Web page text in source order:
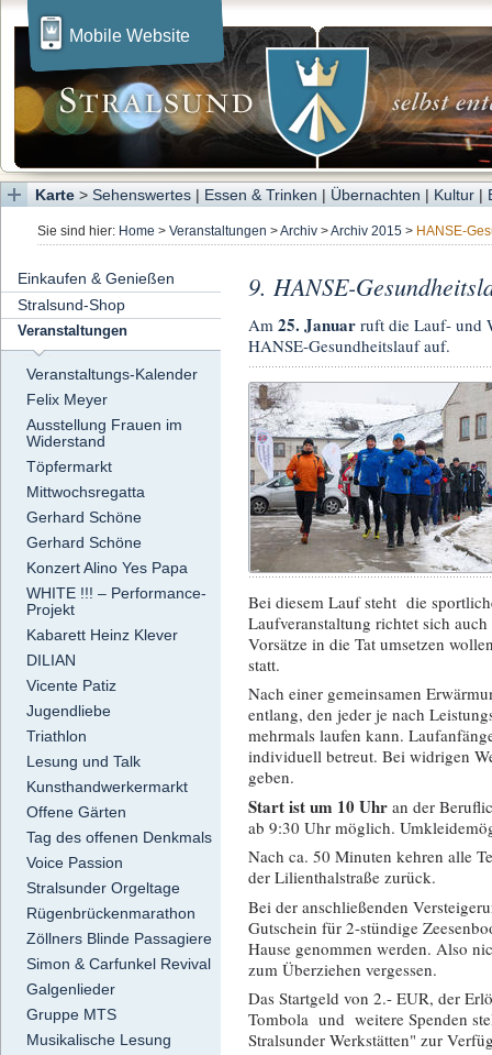
Mobile Website
Karte > Sehenswertes | Essen & Trinken | Übernachten | Kultur |
Sie sind hier: Home > Veranstaltungen >Archiv >Archiv 2015 > HANSE-
Einkaufen & Genießen
Stralsund-Shop
Veranstaltungen
Veranstaltungs-Kalender
Felix Meyer
Ausstellung Frauen im
Widerstand
Töpfermarkt
Mittwochsregatta
Gerhard Schöne
Gerhard Schöne
Konzert Alino Yes Papa
WHITE !!! – Performance-
Projekt
Kabarett Heinz Klever
DILIAN
Vicente Patiz
Jugendliebe
Triathlon
Lesung und Talk
Kunsthandwerkermarkt
Offene Gärten
Tag des offenen Denkmals
Voice Passion
Stralsunder Orgeltage
Rügenbrückenmarathon
Zöllners Blinde Passagiere
Simon & Carfunkel Revival
Galgenlieder
Gruppe MTS
Musikalische Lesung
9. HANSE-
Am 25. Januar ruft die Lauf- und
HANSE-Gesundheitslauf auf.
Bei diesem Lauf steht die
Laufveranstaltung richtet sich
Vorsätze in die Tat umsetzen
statt.
Nach einer gemeinsamen
entlang, den jeder je nach
mehrmals laufen kann.
individuell betreut. Bei widrigen
geben.
Start ist um 10 Uhr an der
ab 9:30 Uhr möglich.
Nach ca. 50 Minuten kehren alle
der Lilienthalstraße zurück.
Bei der anschließenden
Gutschein für 2-stündige
Hause genommen werden. Also
zum Überziehen vergessen.
Das Startgeld von 2.- EUR, der
Tombola und weitere Spenden
Stralsunder Werkstätten" zur